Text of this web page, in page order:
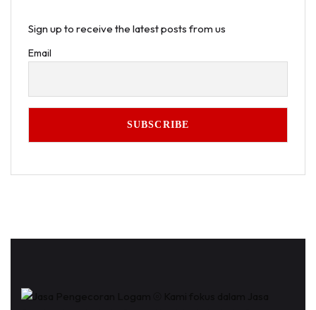
Sign up to receive the latest posts from us
Email